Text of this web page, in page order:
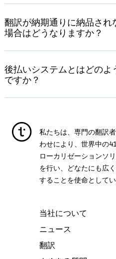
知識や実績などからお客様の
を選び、文化的ニュアンスが
種類の言語においてご提供し
いており、これが基盤となっ
しています。また、協調的で
事がしやすく、高品質な翻訳
を生んでいます。
翻訳が納期通りに納品され
場合はどうなりますか？
ロジェクトを期日通りに納品
間に合わなければ、翻訳料金
後払いシステムとはどのよ
ですか？
ただけます。これは当社とお
お支払い方法です。
私たちは、専門の翻訳
わせにより、世界中の
ローカリゼーションソ
を行い、どなたにも広
することを使命としてい
当社について
ニュース
翻訳